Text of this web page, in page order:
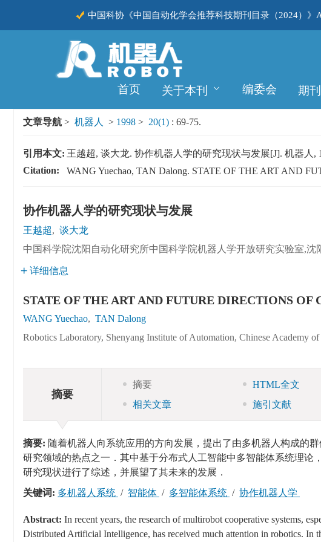
中国科协《中国自动化学会推荐科技期刊目录（2024）》
CSCD
首页 关于本刊 编委会 期
文章导航 > 机器人 > 1998 > 20(1) : 69-75.
引用本文: 王越超, 谈大龙. 协作机器人学的研究现状与发展[J]. 机器人,
Citation:
WANG Yuechao, TAN Dalong. STATE OF THE ART AND
协作机器人学的研究现状与发展
王越超, 谈大龙
中国科学院沈阳自动化研究所中国科学院机器人学开放研究实验室,沈
详细信息
STATE OF THE ART AND FUTURE DIRECTIONS OF
WANG Yuechao, TAN Dalong
Robotics Laboratory, Shenyang Institute of Automation, Chinese Academy of
摘要
摘要 HTML全文
相关文章
施引文献
摘要: 随着机器人向系统应用的方向发展，提出了由多机器人构成的
研究领域的热点之一．其中基于分布式人工智能中多智能体系统理
研究现状进行了综述，并展望了其未来的发展．
关键词: 多机器人系统 / 智能体 / 多智能体系统 / 协作机器人学
Abstract: In recent years, the research of multirobot cooperative systems,
Distributed Artificial Intelligence, has received much attention in robotics. In